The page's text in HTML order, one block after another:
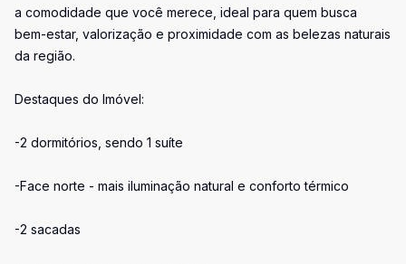
a comodidade que você merece, ideal para quem busca
bem-estar, valorização e proximidade com as belezas naturais
da região.
Destaques do Imóvel:
-2 dormitórios, sendo 1 suíte
-Face norte - mais iluminação natural e conforto térmico
-2 sacadas